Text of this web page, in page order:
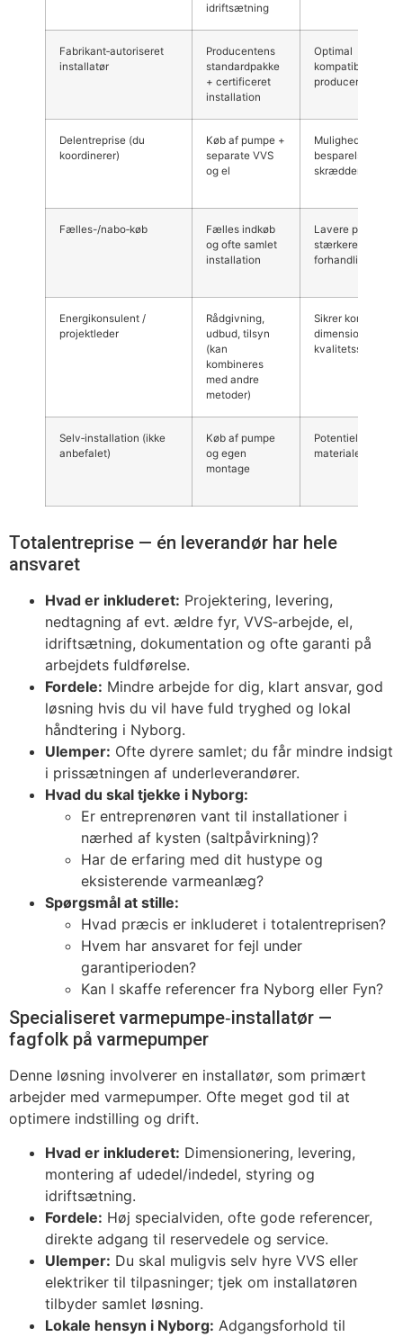
idriftsætning
Fabrikant‑autoriseret
installatør
Producentens
standardpakke
+ certificeret
installation
Optimal
kompatibilitet og
producentgaranti
Delentreprise (du
koordinerer)
Køb af pumpe +
separate VVS
og el
Mulighed for
besparelse og
skræddersyning
Fælles-/nabo‑køb
Fælles indkøb
og ofte samlet
installation
Lavere pris pr.
stærkere
Energikonsulent /
projektleder
Rådgivning,
udbud, tilsyn
(kan
kombineres
med andre
metoder)
Sikrer korrekt
dimensionering
kvalitetssikring
Selv‑installation (ikke
anbefalet)
Køb af pumpe
og egen
montage
Potentielt billigst i
materialer
Totalentreprise — én leverandør har hele
ansvaret
Hvad er inkluderet: Projektering, levering,
nedtagning af evt. ældre fyr, VVS‑arbejde, el,
idriftsætning, dokumentation og ofte garanti på
arbejdets fuldførelse.
Fordele: Mindre arbejde for dig, klart ansvar, god
løsning hvis du vil have fuld tryghed og lokal
håndtering i Nyborg.
Ulemper: Ofte dyrere samlet; du får mindre indsigt
i prissætningen af underleverandører.
Hvad du skal tjekke i Nyborg:
Er entreprenøren vant til installationer i
nærhed af kysten (saltpåvirkning)?
Har de erfaring med dit hustype og
eksisterende varmeanlæg?
Spørgsmål at stille:
Hvad præcis er inkluderet i totalentreprisen?
Hvem har ansvaret for fejl under
garantiperioden?
Kan I skaffe referencer fra Nyborg eller Fyn?
Specialiseret varmepumpe‑installatør —
fagfolk på varmepumper
Denne løsning involverer en installatør, som primært
arbejder med varmepumper. Ofte meget god til at
optimere indstilling og drift.
Hvad er inkluderet: Dimensionering, levering,
montering af udedel/indedel, styring og
idriftsætning.
Fordele: Høj specialviden, ofte gode referencer,
direkte adgang til reservedele og service.
Ulemper: Du skal muligvis selv hyre VVS eller
elektriker til tilpasninger; tjek om installatøren
tilbyder samlet løsning.
Lokale hensyn i Nyborg: Adgangsforhold til